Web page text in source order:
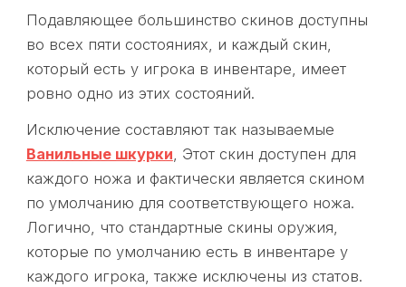
Подавляющее большинство скинов доступны
во всех пяти состояниях, и каждый скин,
который есть у игрока в инвентаре, имеет
ровно одно из этих состояний.
Исключение составляют так называемые
Ванильные шкурки, Этот скин доступен для
каждого ножа и фактически является скином
по умолчанию для соответствующего ножа.
Логично, что стандартные скины оружия,
которые по умолчанию есть в инвентаре у
каждого игрока, также исключены из статов.